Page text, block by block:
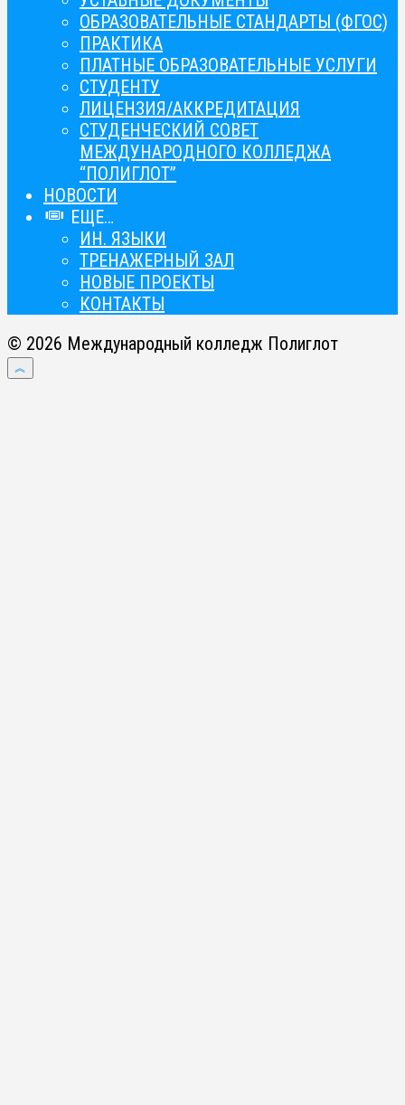
ОБРАЗОВАТЕЛЬНЫЕ СТАНДАРТЫ (ФГОС)
ПРАКТИКА
ПЛАТНЫЕ ОБРАЗОВАТЕЛЬНЫЕ УСЛУГИ
СТУДЕНТУ
ЛИЦЕНЗИЯ/АККРЕДИТАЦИЯ
СТУДЕНЧЕСКИЙ СОВЕТ
МЕЖДУНАРОДНОГО КОЛЛЕДЖА
“ПОЛИГЛОТ”
НОВОСТИ
ЕЩЕ…
ИН. ЯЗЫКИ
ТРЕНАЖЕРНЫЙ ЗАЛ
НОВЫЕ ПРОЕКТЫ
КОНТАКТЫ
© 2026 Международный колледж Полиглот